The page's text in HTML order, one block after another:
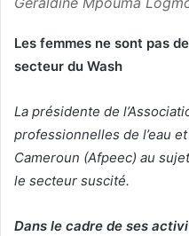
Les femmes ne sont pas
secteur du Wash
La présidente de
professionnelles de l’eau
Cameroun (Afpeec) au
le secteur suscité.
Dans le cadre de ses